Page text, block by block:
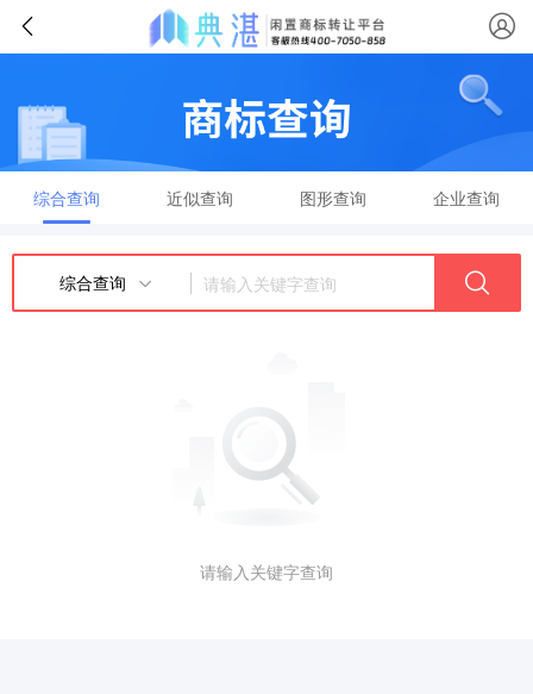
综合查询 近似查询 图形查询 企业查询
综合查询
请输入关键字查询